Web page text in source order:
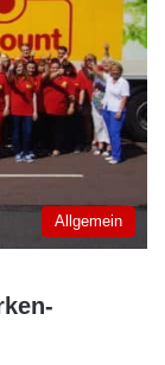
Allgemein